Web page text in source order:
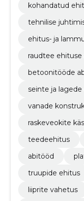
kohandatud
tehnilise
ehitus- ja
raudtee ehituse
betoonitööde
seinte ja
vanade
raskeveokite
teedeehitus
abitööd
truupide ehitus
liiprite vahetus